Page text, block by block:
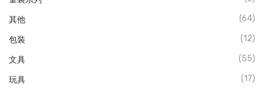
其他 (64)
包裝 (12)
文具 (55)
玩具 (17)